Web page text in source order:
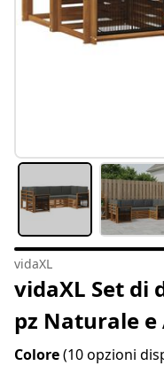
vidaXL
vidaXL Set di
pz Naturale
Colore(10 opzioni